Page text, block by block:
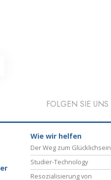
FOLGEN SIE UNS
Wie wir helfen
Der Weg zum Glücklichsein
Studier-Technology
Resozialisierung von